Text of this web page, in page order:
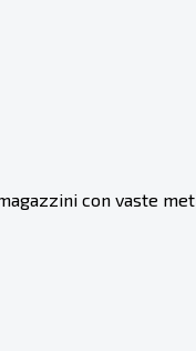
con vaste